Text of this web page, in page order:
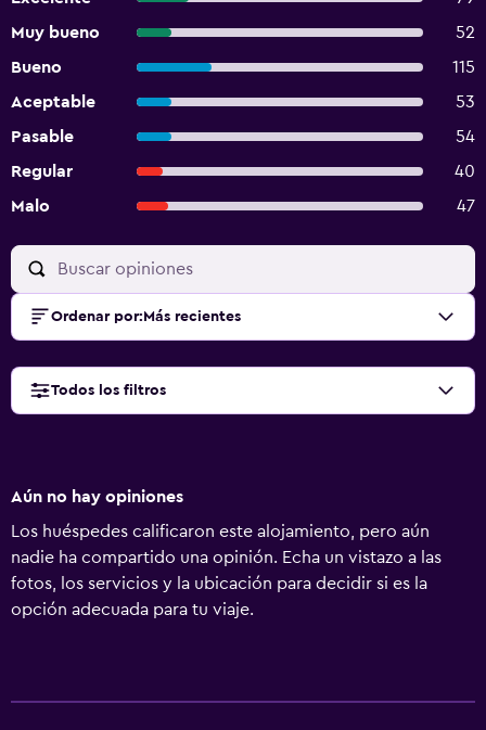
Muy bueno
52
Bueno
115
Aceptable
53
Pasable
54
Regular
40
Malo
47
Ordenar por: Más recientes
Todos los filtros
Aún no hay opiniones
Los huéspedes calificaron este alojamiento, pero aún
nadie ha compartido una opinión. Echa un vistazo a las
fotos, los servicios y la ubicación para decidir si es la
opción adecuada para tu viaje.